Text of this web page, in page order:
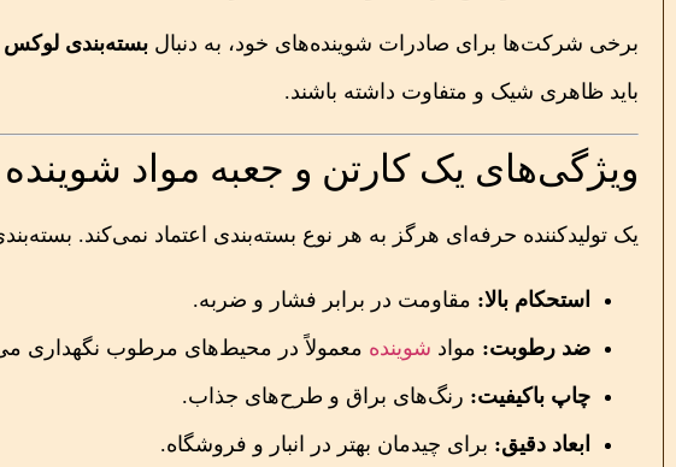
برخی شرکت‌ها برای صادرات شوینده‌های خود، به دنبال بسته‌بندی
باید ظاهری شیک و متفاوت داشته باشند.
ویژگی‌های یک کارتن و جعبه مواد شوینده
یک تولیدکننده حرفه‌ای هرگز به هر نوع بسته‌بندی اعتماد نمی‌کند.
استحکام بالا: مقاومت در برابر فشار و ضربه.
ضد رطوبت: مواد شوینده معمولاً در محیط‌های مرطوب نگهداری
چاپ باکیفیت: رنگ‌های براق و طرح‌های جذاب.
ابعاد دقیق: برای چیدمان بهتر در انبار و فروشگاه.